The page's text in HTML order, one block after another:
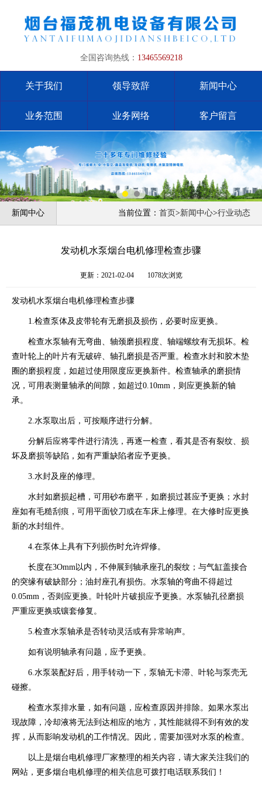
全国咨询热线： 13465569218
关于我们 领导致辞 新闻中心
业务范围 业务网络 客户留言
新闻中心 当前位置： 首页>新闻中心>行业动态
发动机水泵烟台电机修理检查步骤
更新：2021-02-04 1078次浏览
发动机水泵烟台电机修理检查步骤
1.检查泵体及皮带轮有无磨损及损伤，必要时应更换。
检查水泵轴有无弯曲、轴颈磨损程度、轴端螺纹有无损坏。检
查叶轮上的叶片有无破碎、轴孔磨损是否严重。检查水封和胶木垫
圈的磨损程度，如超过使用限度应更换新件。检查轴承的磨损情
况，可用表测量轴承的间隙，如超过0.10mm，则应更换新的轴
承。
2.水泵取出后，可按顺序进行分解。
分解后应将零件进行清洗，再逐一检查，看其是否有裂纹、损
坏及磨损等缺陷，如有严重缺陷者应予更换。
3.水封及座的修理。
水封如磨损起槽，可用砂布磨平，如磨损过甚应予更换；水封
座如有毛糙刮痕，可用平面铰刀或在车床上修理。在大修时应更换
新的水封组件。
4.在泵体上具有下列损伤时允许焊修。
长度在3Omm以内，不伸展到轴承座孔的裂纹；与气缸盖接合
的突缘有破缺部分；油封座孔有损伤。水泵轴的弯曲不得超过
0.05mm，否则应更换。叶轮叶片破损应予更换。水泵轴孔径磨损
严重应更换或镶套修复。
5.检查水泵轴承是否转动灵活或有异常响声。
如有说明轴承有问题，应予更换。
6.水泵装配好后，用手转动一下，泵轴无卡滞、叶轮与泵壳无
碰擦。
检查水泵排水量，如有问题，应检查原因并排除。如果水泵出
现故障，冷却液将无法到达相应的地方，其性能就得不到有效的发
挥，从而影响发动机的工作情况。因此，需要加强对水泵的检查。
以上是烟台电机修理厂家整理的相关内容，请大家关注我们的
网站，更多烟台电机修理的相关信息可拨打电话联系我们！